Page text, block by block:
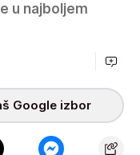
u najboljem
Google izbor